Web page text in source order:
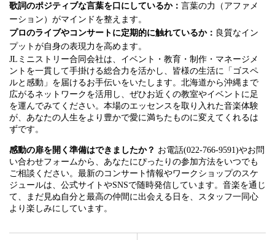
歌詞のポジティブな言葉を口にしているか： 言葉の力（アファメ
ーション）がマインドを整えます。
プロのライブやコンサートに定期的に触れているか： 良質なイン
プットが自身の表現力を高めます。
JLミニストリー合同会社は、イベント・教育・制作・マネージメ
ントを一貫して手掛ける総合力を活かし、皆様の生活に「ゴスペ
ルと感動」を届けるお手伝いをいたします。北海道から沖縄まで
広がるネットワークを活用し、ぜひお近くの教室やイベントに足
を運んでみてください。本場のエッセンスを取り入れた音楽体験
が、あなたの人生をより豊かで愛に満ちたものに変えてくれるは
ずです。
感動の扉を開く準備はできましたか？ お電話(022-766-9591)やお問
い合わせフォームから、あなたにぴったりの参加方法をいつでも
ご相談ください。最新のコンサート情報やワークショップのスケ
ジュールは、公式サイトやSNSで随時発信しています。音楽を通じ
て、まだ見ぬ自分と最高の仲間に出会える日を、スタッフ一同心
より楽しみにしています。